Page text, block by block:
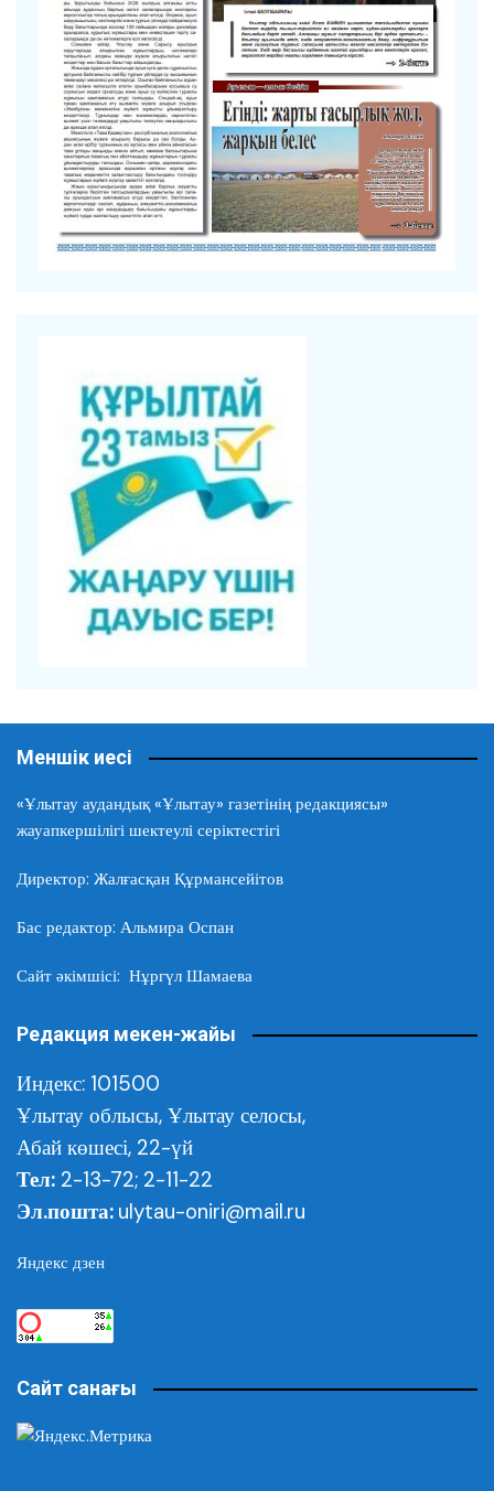
Меншік иесі
«Ұлытау аудандық «Ұлытау» газетінің редакциясы»
жауапкершілігі шектеулі серіктестігі
Директор: Жалғасқан Құрмансейітов
Бас редактор: Альмира Оспан
Сайт әкімшісі: Нұргүл Шамаева
Редакция мекен-жайы
Индекс: 101500
Ұлытау облысы, Ұлытау селосы,
Абай көшесі, 22-үй
Тел: 2-13-72; 2-11-22
Эл.пошта: ulytau-oniri@mail.ru
Яндекс дзен
Сайт санағы